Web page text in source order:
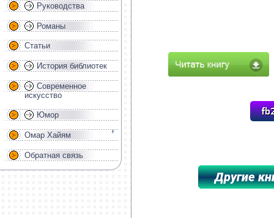
Руководства
Романы
Статьи
История библиотек
Современное
искусство
Юмор
Омар Хайям
Обратная связь